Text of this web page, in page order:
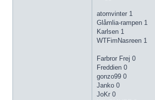
atomvinter 1
Glåmlia-rampen 1
Karlsen 1
WTFimNasreen 1
Farbror Frej 0
Freddien 0
gonzo99 0
Janko 0
JoKr 0